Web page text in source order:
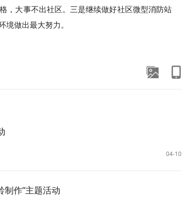
，大事不出社区。三是继续做好社区微型消防站
做出最大努力。
04-10
作”主题活动